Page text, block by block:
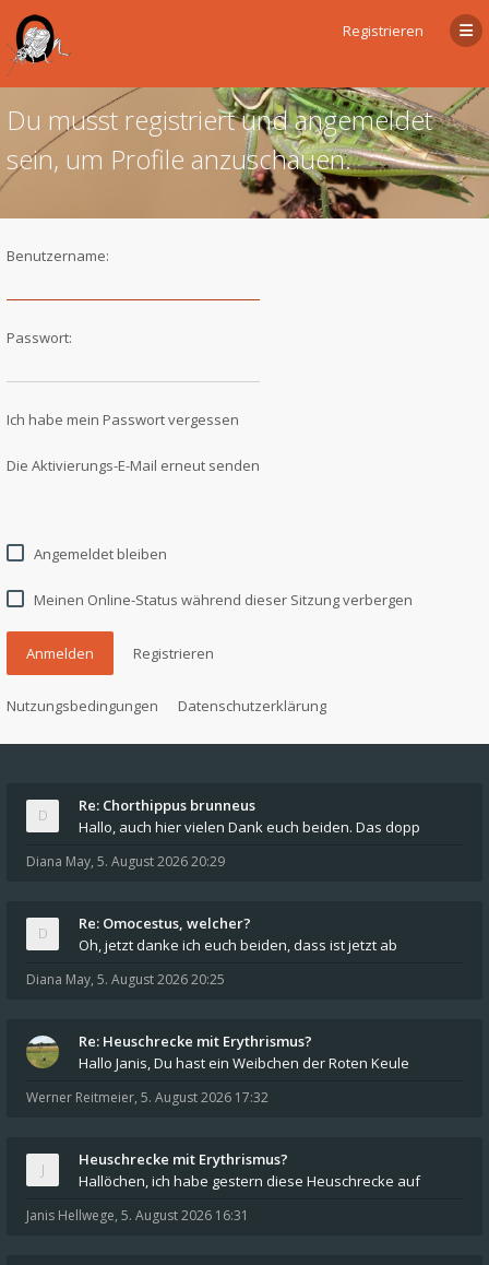
Registrieren
Du musst registriert und angemeldet
sein, um Profile anzuschauen.
Benutzername:
Passwort:
Ich habe mein Passwort vergessen
Die Aktivierungs-E-Mail erneut senden
Angemeldet bleiben
Meinen Online-Status während dieser Sitzung verbergen
Anmelden Registrieren
Nutzungsbedingungen Datenschutzerklärung
Re: Chorthippus brunneus
Hallo, auch hier vielen Dank euch beiden. Das dopp
Diana May, 5. August 2026 20:29
Re: Omocestus, welcher?
Oh, jetzt danke ich euch beiden, dass ist jetzt ab
Diana May, 5. August 2026 20:25
Re: Heuschrecke mit Erythrismus?
Hallo Janis, Du hast ein Weibchen der Roten Keule
Werner Reitmeier, 5. August 2026 17:32
Heuschrecke mit Erythrismus?
Hallöchen, ich habe gestern diese Heuschrecke auf
Janis Hellwege, 5. August 2026 16:31